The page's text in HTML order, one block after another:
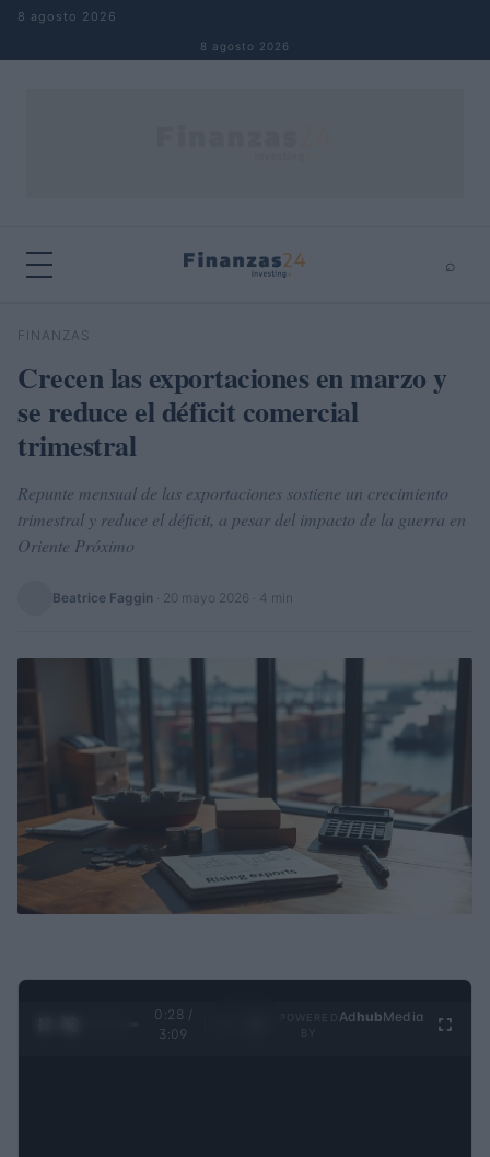
Saltar al contenido
8 agosto 2026
8 agosto 2026
⌕
Buscar
FINANZAS
Crecen las exportaciones en marzo y
se reduce el déficit comercial
trimestral
Repunte mensual de las exportaciones sostiene un crecimiento
trimestral y reduce el déficit, a pesar del impacto de la guerra en
Oriente Próximo
Beatrice Faggin 20 mayo 2026 · 4 min
0:28 /
3:09
Ad hubMedia